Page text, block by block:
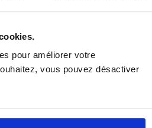
pour améliorer votre
vous pouvez désactiver
copie de vos données qui
droits et libertés d’autrui ;
copie des données
des données traitées ;
des données traitées ;